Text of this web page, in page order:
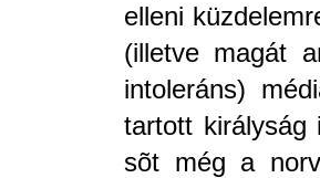
elleni
(illetve magát
intoleráns)
tartott királyság
sõt még a